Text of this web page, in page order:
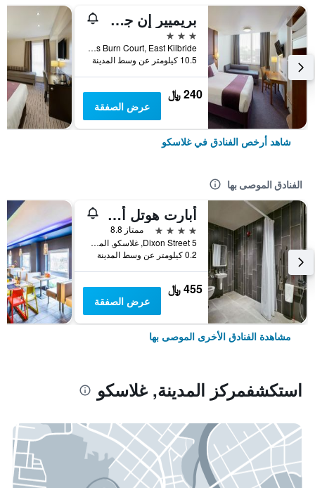
بريميير إن جلاسجف اييست كيلبرايدي نيرستون
3 نجوم
Lees Burn Court, East Kilbride, غلاسكو, المملكة المتحدة
10.5 كيلومتر عن وسط المدينة
240 ﷼
عرض الصفقة
شاهد أرخص الفنادق في غلاسكو
الفنادق الموصى بها
أبارت هوتل أداجيو جلاسجو سنترال
4 نجوم
ممتاز 8.8
5 Dixon Street, غلاسكو, المملكة المتحدة
0.2 كيلومتر عن وسط المدينة
455 ﷼
عرض الصفقة
مشاهدة الفنادق الأخرى الموصى بها
استكشفمركز المدينة, غلاسكو